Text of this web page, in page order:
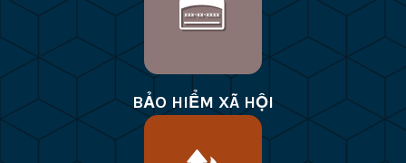
BẢO HIỂM XÃ HỘI